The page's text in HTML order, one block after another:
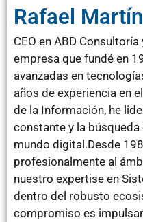
Rafael
CEO en ABD
empresa que fundé en
avanzadas en
años de experiencia en
de la Información, he
constante y la
mundo digital.Desde
profesionalmente al
nuestro expertise en
dentro del robusto
compromiso es